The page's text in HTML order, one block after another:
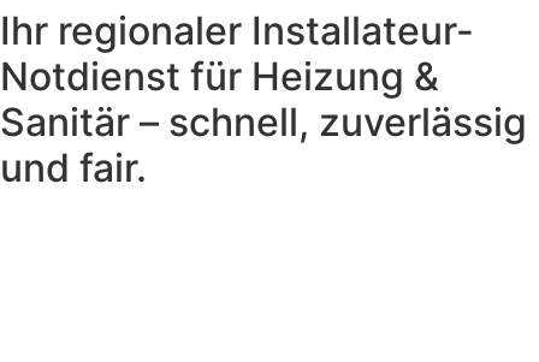
Ihr regionaler Installateur-
Notdienst für Heizung &
Sanitär – schnell, zuverlässig
und fair.